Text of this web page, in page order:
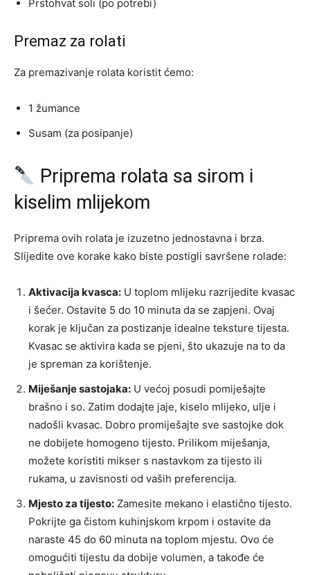
Prstohvat soli (po potrebi)
Premaz za rolati
Za premazivanje rolata koristit ćemo:
1 žumance
Susam (za posipanje)
Priprema rolata sa sirom i
kiselim mlijekom
Priprema ovih rolata je izuzetno jednostavna i brza.
Slijedite ove korake kako biste postigli savršene rolade:
Aktivacija kvasca: U toplom mlijeku razrijedite kvasac
i šećer. Ostavite 5 do 10 minuta da se zapjeni. Ovaj
korak je ključan za postizanje idealne teksture tijesta.
Kvasac se aktivira kada se pjeni, što ukazuje na to da
je spreman za korištenje.
Miješanje sastojaka: U većoj posudi pomiješajte
brašno i so. Zatim dodajte jaje, kiselo mlijeko, ulje i
nadošli kvasac. Dobro promiješajte sve sastojke dok
ne dobijete homogeno tijesto. Prilikom miješanja,
možete koristiti mikser s nastavkom za tijesto ili
rukama, u zavisnosti od vaših preferencija.
Mjesto za tijesto: Zamesite mekano i elastično tijesto.
Pokrijte ga čistom kuhinjskom krpom i ostavite da
naraste 45 do 60 minuta na toplom mjestu. Ovo će
omogućiti tijestu da dobije volumen, a takođe će